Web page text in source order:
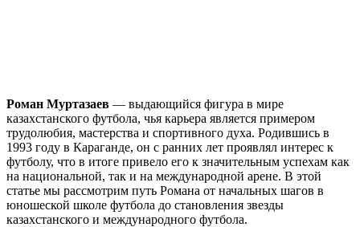
Роман Муртазаев — выдающийся фигура в мире
казахстанского футбола, чья карьера является примером
трудолюбия, мастерства и спортивного духа. Родившись в
1993 году в Караганде, он с ранних лет проявлял интерес к
футболу, что в итоге привело его к значительным успехам как
на национальной, так и на международной арене. В этой
статье мы рассмотрим путь Романа от начальных шагов в
юношеской школе футбола до становления звезды
казахстанского и международного футбола.